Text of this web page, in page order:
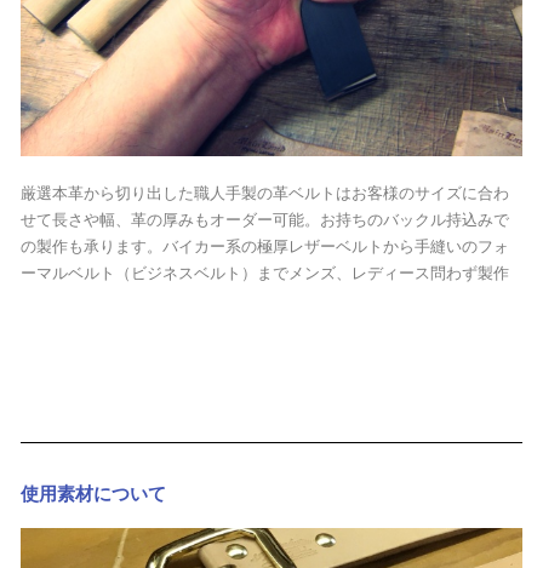
厳選本革から切り出した職人手製の革ベルトはお客様のサイズに合わ
せて長さや幅、革の厚みもオーダー可能。お持ちのバックル持込みで
の製作も承ります。バイカー系の極厚レザーベルトから手縫いのフォ
ーマルベルト（ビジネスベルト）までメンズ、レディース問わず製作
使用素材について